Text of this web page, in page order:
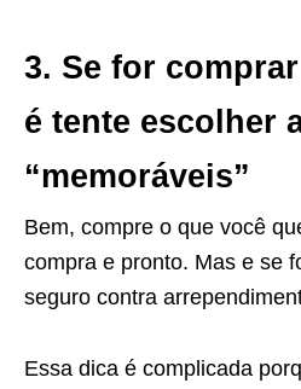
3. Se for
é tente escolher
“memoráveis”
Bem, compre o que você
compra e pronto. Mas e se
seguro contra
Essa dica é complicada